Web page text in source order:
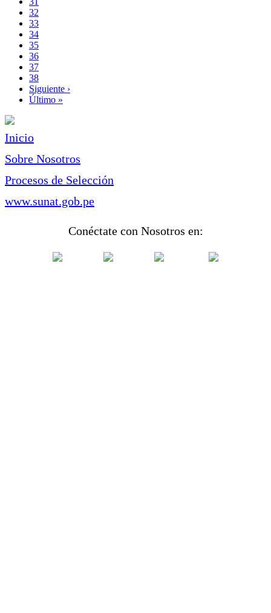
Page
32
Page
33
Página
actual
34
Page
35
Page
36
Page
37
Page
38
Siguiente
página
Siguiente ›
Última
Último »
Inicio
Sobre Nosotros
Procesos de Selección
www.sunat.gob.pe
Conéctate con Nosotros en: